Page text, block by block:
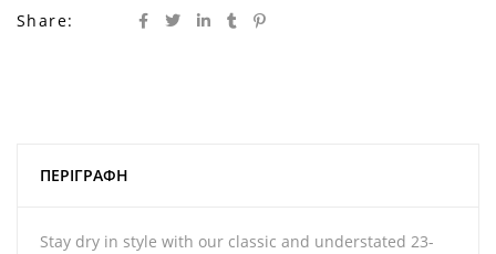
Share:
ΠΕΡΙΓΡΑΦΉ
Stay dry in style with our classic and understated 23-